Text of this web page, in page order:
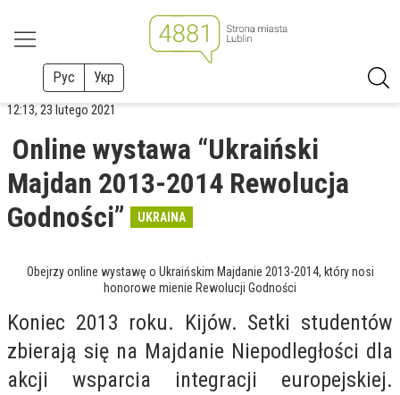
Рус Укр
12:13, 23 lutego 2021
Online wystawa “Ukraiński
Majdan 2013-2014 Rewolucja
Godności”
UKRAINA
Obejrzy online wystawę o Ukraińskim Majdanie 2013-2014, który nosi
honorowe mienie Rewolucji Godności
Koniec 2013 roku. Kijów. Setki studentów
zbierają się na Majdanie Niepodległości dla
akcji wsparcia integracji europejskiej.